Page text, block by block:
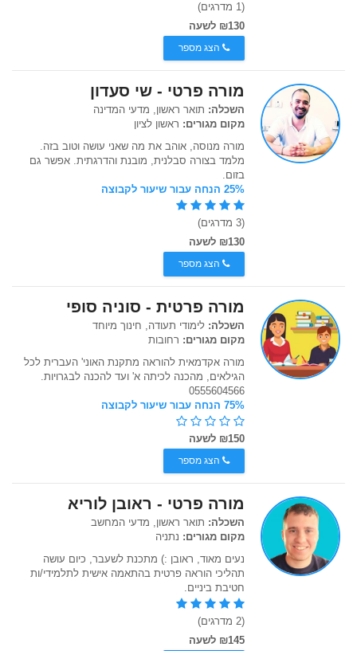
(1 מדרגים)
₪130 לשעה
הצג מספר
מורה פרטי - שי סעדון
השכלה: תואר ראשון, מדעי המדינה
מקום מגורים: ראשון לציון
מורה מנוסה, אוהב את מה שאני עושה וטוב בזה.
מלמד בצורה סבלנית, מובנת והדרגתית. אפשר גם
בזום.
25% הנחה עבור שיעור לקבוצה
(3 מדרגים)
₪130 לשעה
הצג מספר
מורה פרטית - סוניה סופי
השכלה: לימודי תעודה, חינוך מיוחד
מקום מגורים: רחובות
מורה אקדמאית להוראה מתקנת האוני' העברית לכל
הגילאים, מהכנה לכיתה א' ועד להכנה לבגרויות.
0555604566
75% הנחה עבור שיעור לקבוצה
₪150 לשעה
הצג מספר
מורה פרטי - ראובן לוריא
השכלה: תואר ראשון, מדעי המחשב
מקום מגורים: נתניה
נעים מאוד, ראובן :) מתכנת לשעבר, כיום עושה
תהליכי הוראה פרטית בהתאמה אישית לתלמידי/ות
חטיבת ביניים.
(2 מדרגים)
₪145 לשעה